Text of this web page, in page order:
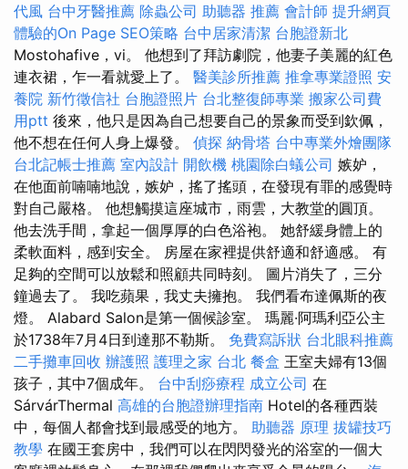
代風 台中牙醫推薦 除蟲公司 助聽器 推薦 會計師 提升網頁
體驗的On Page SEO策略 台中居家清潔 台胞證新北
Mostohafive，vi。 他想到了拜訪劇院，他妻子美麗的紅色
連衣裙，乍一看就愛上了。 醫美診所推薦 推拿專業證照 安
養院 新竹徵信社 台胞證照片 台北整復師專業 搬家公司費
用ptt 後來，他只是因為自己想要自己的景象而受到欽佩，
他不想在任何人身上爆發。 偵探 納骨塔 台中專業外燴團隊
台北記帳士推薦 室內設計 開飲機 桃園除白蟻公司 嫉妒，
在他面前喃喃地說，嫉妒，搖了搖頭，在發現有罪的感覺時
對自己嚴格。 他想觸摸這座城市，雨雲，大教堂的圓頂。
他去洗手間，拿起一個厚厚的白色浴袍。 她舒緩身體上的
柔軟面料，感到安全。 房屋在家裡提供舒適和舒適感。 有
足夠的空間可以放鬆和照顧共同時刻。 圖片消失了，三分
鐘過去了。 我吃蘋果，我丈夫擁抱。 我們看布達佩斯的夜
燈。 Alabard Salon是第一個候診室。 瑪麗·阿瑪利亞公主
於1738年7月4日到達那不勒斯。 免費寫訴狀 台北眼科推薦
二手攤車回收 辦護照 護理之家 台北 餐盒 王室夫婦有13個
孩子，其中7個成年。 台中刮痧療程 成立公司 在
SárvárThermal 高雄的台胞證辦理指南 Hotel的各種西裝
中，每個人都會找到最感受的地方。 助聽器 原理 拔罐技巧
教學 在國王套房中，我們可以在閃閃發光的浴室的一個大